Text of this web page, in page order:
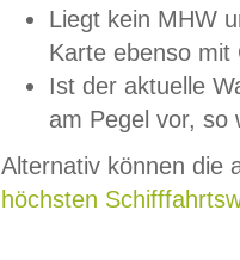
Liegt kein MHW
Karte ebenso mit
Ist der aktuelle
am Pegel vor,
Alternativ können die
höchsten